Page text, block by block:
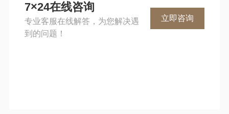
7×24在线咨询
专业客服在线解答，为您解决遇
到的问题！
立即咨询